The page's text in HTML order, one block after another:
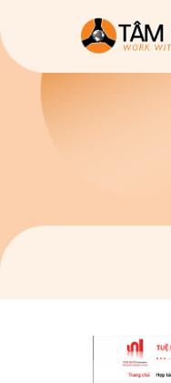
to
content